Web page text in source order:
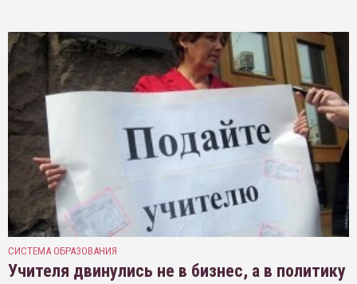
СИСТЕМА ОБРАЗОВАНИЯ
Учителя двинулись не в бизнес, а в политику